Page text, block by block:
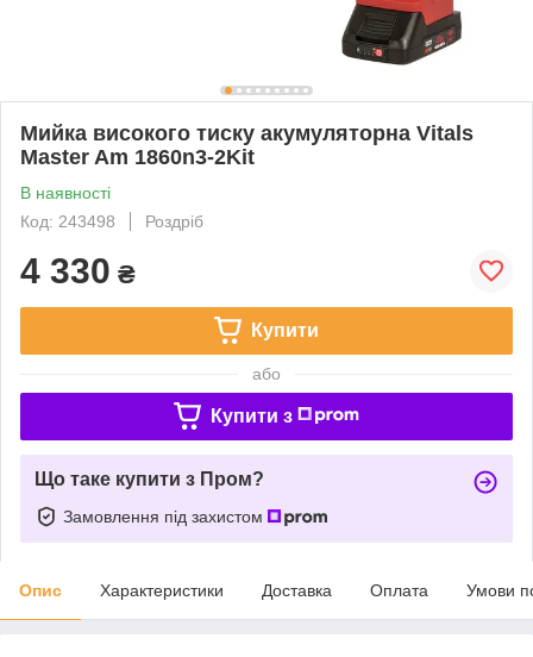
Мийка високого тиску акумуляторна Vitals
Master Am 1860n3-2Kit
В наявності
Код: 243498
Роздріб
4 330 ₴
Купити
або
Купити з
Що таке купити з Пром?
Замовлення під захистом
Опис Характеристики Доставка Оплата Умови